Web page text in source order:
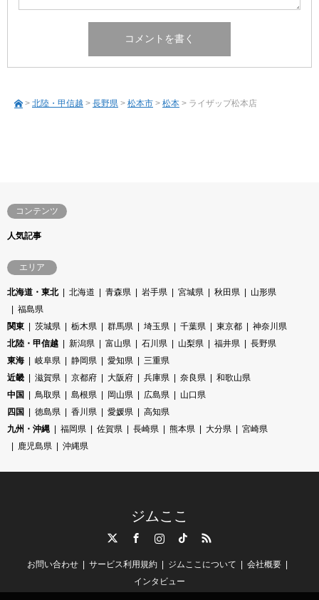
> 北陸・甲信越 > 長野県 > 松本市 > 松本 > ライザップ松本店
コンテンツ
人気記事
エリア
北海道・東北 北海道 青森県 岩手県 宮城県 秋田県
山形県
福島県
関東
茨城県 栃木県 群馬県 埼玉県 千葉県 東京都
神奈川県
北陸・甲信越
新潟県 富山県 石川県 山梨県 福井県
長野県
東海
岐阜県 静岡県 愛知県
三重県
近畿
滋賀県 京都府 大阪府 兵庫県 奈良県
和歌山県
中国
鳥取県 島根県 岡山県 広島県
山口県
四国
徳島県 香川県 愛媛県
高知県
九州・沖縄
福岡県 佐賀県 長崎県 熊本県 大分県
宮崎県
鹿児島県
沖縄県
ジムここ
TikTok RSS
お問い合わせ サービス利用規約 ジムここについて
会社概要
インタビュー